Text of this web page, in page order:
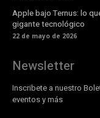
Apple bajo Ternus: lo
gigante tecnológico
22 de mayo de 2026
Newsletter
Inscribete a nuestro
eventos y más